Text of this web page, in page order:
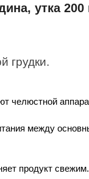
утка 200
грудки.
челюстной
между
продукт